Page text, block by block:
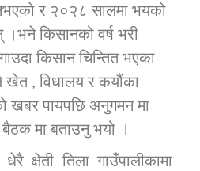
कार्यान्वयन एकाई जुम्लाको सुचना
र २०२८ सालमा भयको
किसानको वर्ष भरी
किसान चिन्तित भएका
खेत , विधालय र कयौंका
खबर पायपछि अनुगमन मा
मा बताउनु भयो ।
क्षेती तिला गाउँपालीकामा